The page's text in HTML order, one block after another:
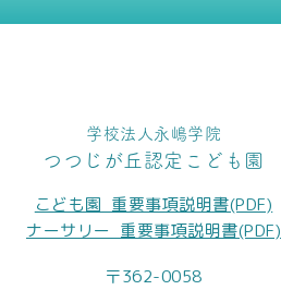
学校法人永嶋学院
つつじが丘認定こども園
こども園_重要事項説明書(PDF)
ナーサリー_重要事項説明書(PDF)
〒362-0058